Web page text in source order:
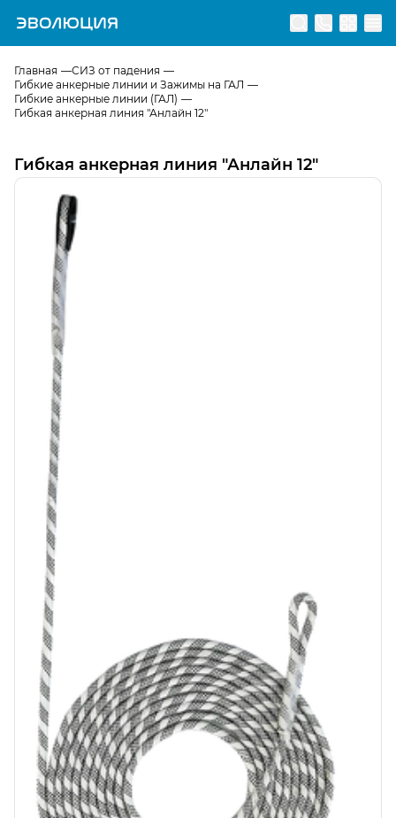
Перейти на главную страницу
Главная
СИЗ от падения
Гибкие анкерные линии и Зажимы на ГАЛ
Гибкие анкерные линии (ГАЛ)
Гибкая анкерная линия "Анлайн 12"
Гибкая анкерная линия "Анлайн 12"